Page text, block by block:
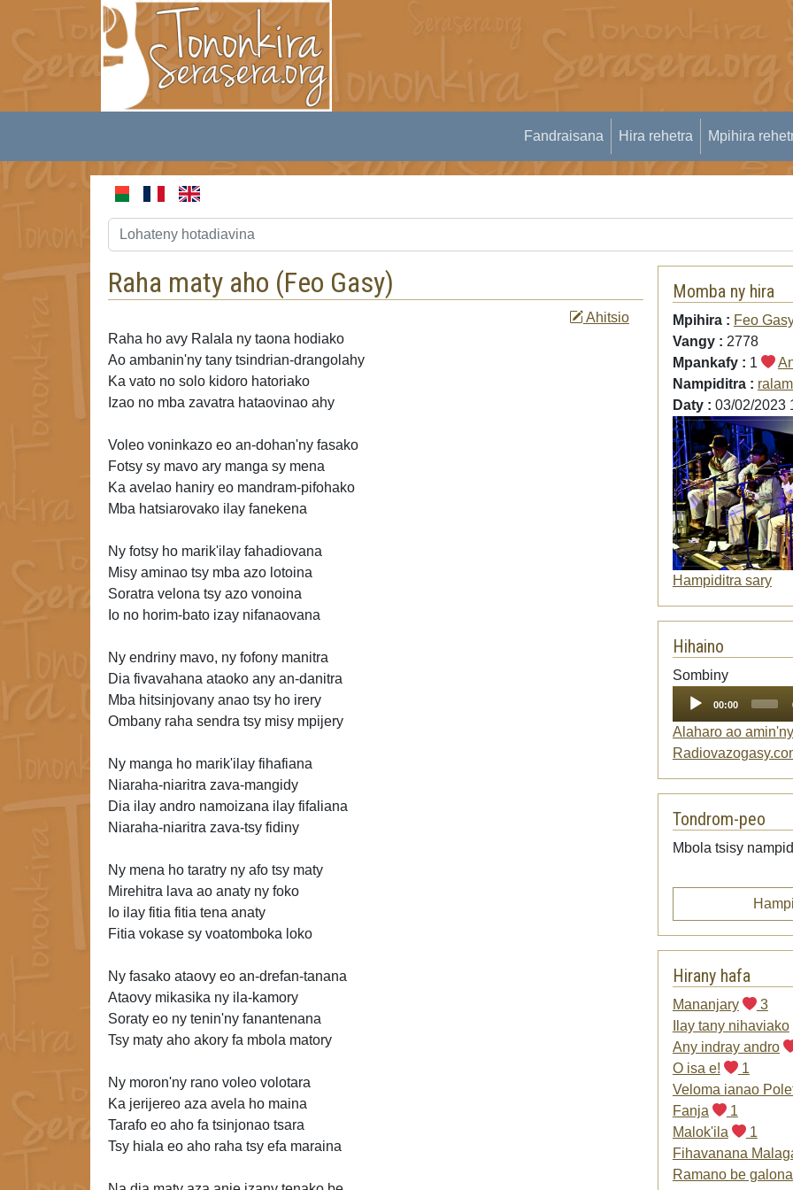
Fandraisana Hira rehetra Mpihira
Raha maty aho (Feo Gasy)
Ahitsio
Raha ho avy Ralala ny taona hodiako
Ao ambanin'ny tany tsindrian-drangolahy
Ka vato no solo kidoro hatoriako
Izao no mba zavatra hataovinao ahy
Voleo voninkazo eo an-dohan'ny fasako
Fotsy sy mavo ary manga sy mena
Ka avelao haniry eo mandram-pifohako
Mba hatsiarovako ilay fanekena
Ny fotsy ho marik'ilay fahadiovana
Misy aminao tsy mba azo lotoina
Soratra velona tsy azo vonoina
Io no horim-bato izay nifanaovana
Ny endriny mavo, ny fofony manitra
Dia fivavahana ataoko any an-danitra
Mba hitsinjovany anao tsy ho irery
Ombany raha sendra tsy misy mpijery
Ny manga ho marik'ilay fihafiana
Niaraha-niaritra zava-mangidy
Dia ilay andro namoizana ilay fifaliana
Niaraha-niaritra zava-tsy fidiny
Ny mena ho taratry ny afo tsy maty
Mirehitra lava ao anaty ny foko
Io ilay fitia fitia tena anaty
Fitia vokase sy voatomboka loko
Ny fasako ataovy eo an-drefan-tanana
Ataovy mikasika ny ila-kamory
Soraty eo ny tenin'ny fanantenana
Tsy maty aho akory fa mbola matory
Ny moron'ny rano voleo volotara
Ka jerijereo aza avela ho maina
Tarafo eo aho fa tsinjonao tsara
Tsy hiala eo aho raha tsy efa maraina
Momba ny hira
Mpihira : Feo
Vangy : 2778
Mpankafy : 1
Nampiditra :
Daty : 03/02/2023
Hampiditra sary
Hihaino
SombinyAudio
00:00
Alaharo ao amin'ny
Tondrom-peo
Mbola tsisy
Hirany hafa
Mananjary
3
Ilay tany nihaviako
Any indray andro
O isa e!
1
Veloma ianao
Fanja
1
Malok'ila
1
Fihavanana
Ramano be galona